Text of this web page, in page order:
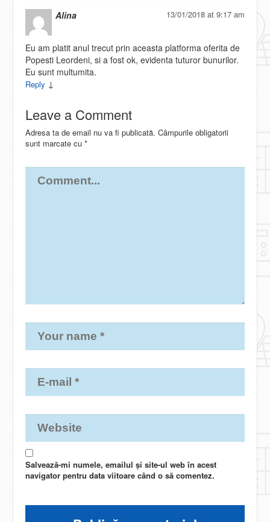
Alina 13/01/2018 at 9:17 am
Eu am platit anul trecut prin aceasta platforma oferita de
Popesti Leordeni, si a fost ok, evidenta tuturor bunurilor.
Eu sunt multumita.
Reply ↓
Leave a Comment
Adresa ta de email nu va fi publicată. Câmpurile obligatorii
sunt marcate cu*
Salvează-mi numele, emailul și site-ul web în acest
navigator pentru data viitoare când o să comentez.